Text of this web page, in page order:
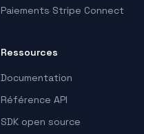
Paiements Stripe Connect
Ressources
Documentation
Référence API
SDK open source